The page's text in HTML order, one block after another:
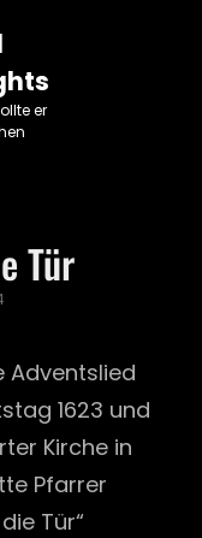
er
Tür
1623 und
Kirche in
Pfarrer
Tür“